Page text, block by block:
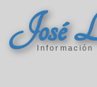
José